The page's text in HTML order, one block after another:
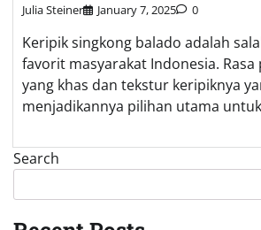
Julia Steiner January 7, 2025 0
Keripik singkong balado adalah
favorit masyarakat Indonesia. Rasa
yang khas dan tekstur keripiknya
menjadikannya pilihan utama
Search